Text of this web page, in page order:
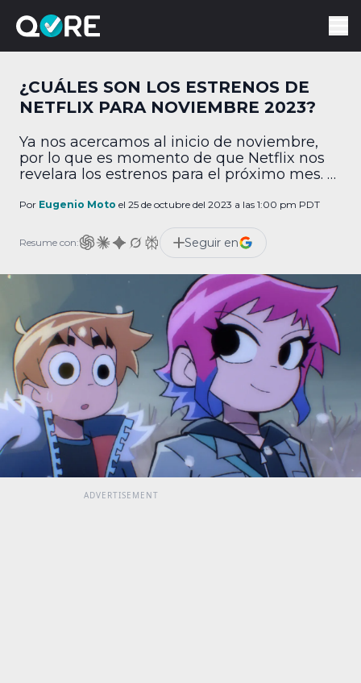
¿CUÁLES SON LOS ESTRENOS DE
NETFLIX PARA NOVIEMBRE 2023?
Ya nos acercamos al inicio de noviembre,
por lo que es momento de que Netflix nos
revelara los estrenos para el próximo mes. Y
sobre todo en el ámbito de la animación.
son los estrenos de Netflix para noviembre
2023? Series […]
Por Eugenio Moto el 25 de octubre del 2023 a las 1:00 pm PDT
Resume con: Seguir en